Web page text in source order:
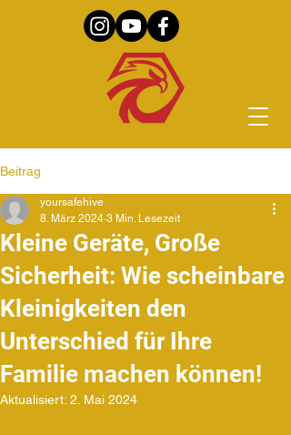
Beitrag
Kleine Geräte, Große
Sicherheit: Wie scheinbare
Kleinigkeiten den
Unterschied für Ihre
Familie machen können!
yoursafehive
8. März 2024 3 Min. Lesezeit
Aktualisiert: 2. Mai 2024